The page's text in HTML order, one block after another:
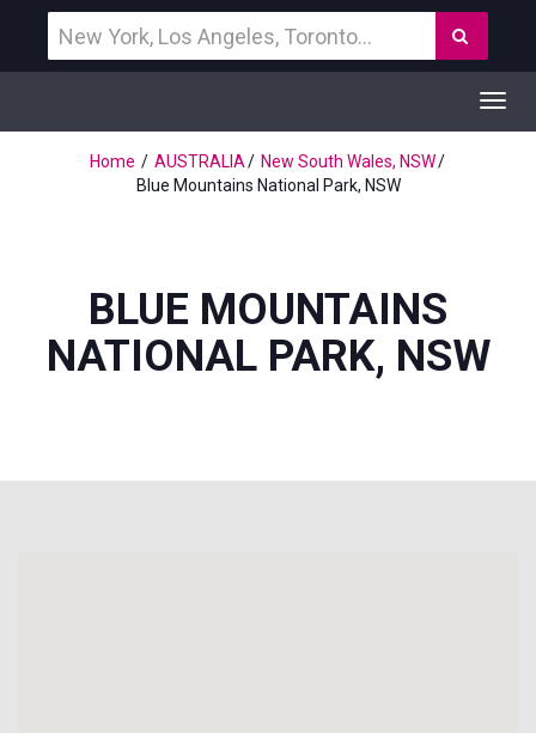
een
bestemming
Home
AUSTRALIA
New South Wales, NSW
Blue Mountains National Park, NSW
BLUE MOUNTAINS
NATIONAL PARK, NSW